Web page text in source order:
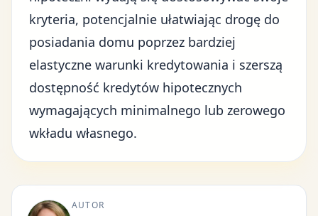
kryteria, potencjalnie ułatwiając drogę do
posiadania domu poprzez bardziej
elastyczne warunki kredytowania i szerszą
dostępność kredytów hipotecznych
wymagających minimalnego lub zerowego
wkładu własnego.
AUTOR